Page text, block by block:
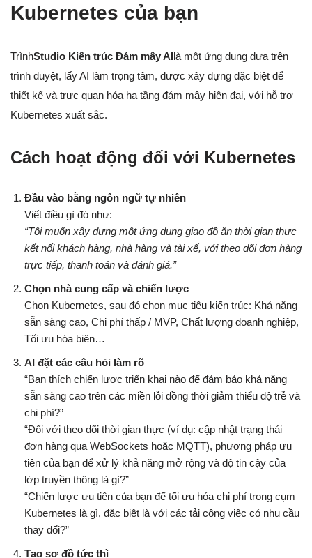
Kubernetes của bạn
TrìnhStudio Kiến trúc Đám mây AIlà một ứng dụng dựa trên
trình duyệt, lấy AI làm trọng tâm, được xây dựng đặc biệt để
thiết kế và trực quan hóa hạ tầng đám mây hiện đại, với hỗ trợ
Kubernetes xuất sắc.
Cách hoạt động đối với Kubernetes
Đầu vào bằng ngôn ngữ tự nhiên
Viết điều gì đó như:
“Tôi muốn xây dựng một ứng dụng giao đồ ăn thời gian thực
kết nối khách hàng, nhà hàng và tài xế, với theo dõi đơn hàng
trực tiếp, thanh toán và đánh giá.”
Chọn nhà cung cấp và chiến lược
Chọn Kubernetes, sau đó chọn mục tiêu kiến trúc: Khả năng
sẵn sàng cao, Chi phí thấp / MVP, Chất lượng doanh nghiệp,
Tối ưu hóa biên…
AI đặt các câu hỏi làm rõ
“Bạn thích chiến lược triển khai nào để đảm bảo khả năng
sẵn sàng cao trên các miền lỗi đồng thời giảm thiểu độ trễ và
chi phí?”
“Đối với theo dõi thời gian thực (ví dụ: cập nhật trạng thái
đơn hàng qua WebSockets hoặc MQTT), phương pháp ưu
tiên của bạn để xử lý khả năng mở rộng và độ tin cậy của
lớp truyền thông là gì?”
“Chiến lược ưu tiên của bạn để tối ưu hóa chi phí trong cụm
Kubernetes là gì, đặc biệt là với các tải công việc có nhu cầu
thay đổi?”
Tạo sơ đồ tức thì